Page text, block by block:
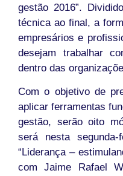
gestão 2016”.
técnica ao final, a
empresários e
desejam trabalhar
dentro das
Com o objetivo de
aplicar ferramentas
gestão, serão oito
será nesta
“Liderança –
com Jaime Rafael